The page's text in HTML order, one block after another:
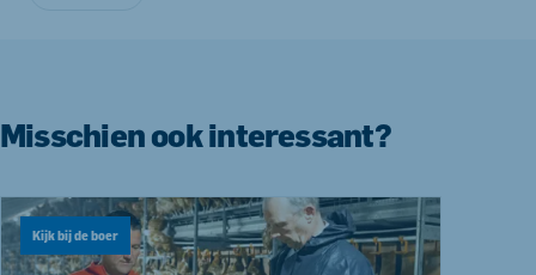
Misschien ook interessant?
Kijk bij de boer